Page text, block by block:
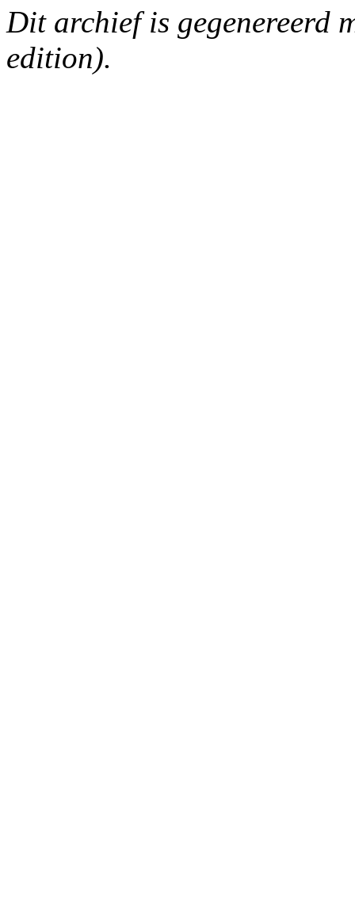
Dit archief is gegenereerd
edition).